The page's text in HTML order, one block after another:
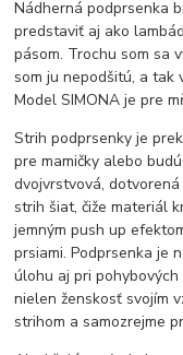
Nádherná podprsenka
predstaviť aj ako
pásom. Trochu som sa
som ju nepodšitú, a tak
Model SIMONA je pre
Strih podprsenky je
pre mamičky alebo
dvojvrstvová,
strih šiat, čiže materiál
jemným push up
prsiami. Podprsenka je
úlohu aj pri
nielen ženskosť svojím
strihom a samozrejme